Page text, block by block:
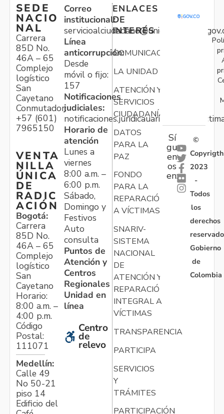
SEDE
NACIO
NAL
Carrera
85D No.
46A – 65
Complejo
logístico
San
Cayetano
Conmutador:
+57 (601)
7965150
VENTA
NILLA
ÚNICA
DE
RADIC
ACIÓN
Bogotá:
Carrera
85D No.
46A – 65
Complejo
logístico
San
Cayetano
Horario:
8:00 a.m. –
4:00 p.m.
Código
Postal:
111071
Medellín:
Calle 49
No 50-21
piso 14
Edificio del
Correo
institucional:
Línea
anticorrupción:
Desde
móvil o fijo:
157
Notificaciones
judiciales:
Horario de
atención
Lunes a
viernes
8:00 a.m. –
6:00 p.m.
Sábado,
Domingo y
Festivos
Auto
consulta
Puntos de
Atención y
Centros
Regionales
Unidad en
línea
Centro
de
relevo
ENLACES
DE
INTERÉS
COMUNICACIONES
LA UNIDAD
ATENCIÓN Y
SERVICIOS
CIUDADANÍA
DATOS
PARA LA
PAZ
FONDO
PARA LA
REPARACIÓN
A VÍCTIMAS
SNARIV-
SISTEMA
NACIONAL
DE
ATENCIÓN Y
REPARACIÓN
INTEGRAL A
VÍCTIMAS
TRANSPARENCIA
PARTICIPA
SERVICIOS
Y
TRÁMITES
PARTICIPACIÓN
Sí
gu
en
os
en:
©
Copyrigth
2023
-
Todos
los
derechos
Gobierno
de
Colombia